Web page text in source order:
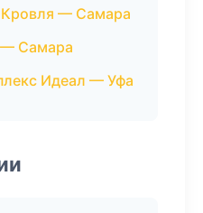
— Самара
Самара
Идеал — Уфа